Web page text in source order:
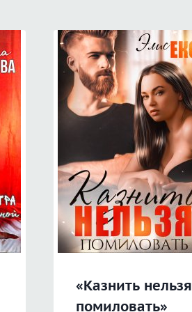
«Казнить нельзя
помиловать»